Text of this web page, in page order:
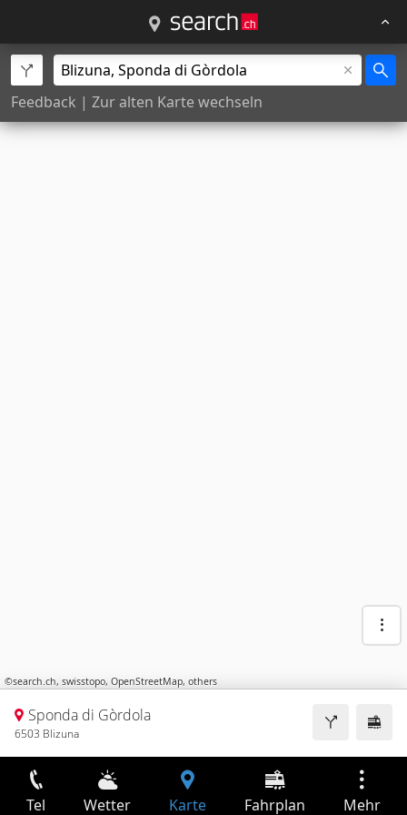
Feedback | Zur alten Karte wechseln
©search.ch, swisstopo, OpenStreetMap, others
Sponda di Gòrdola
6503 Blizuna
Tel Wetter Karte Fahrplan Mehr